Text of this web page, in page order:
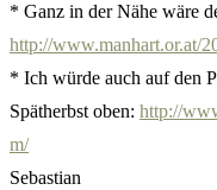
* Ganz in der Nähe wäre
http://www.manhart.or.at/
* Ich würde auch auf den
Spätherbst oben: http://
m/
Sebastian